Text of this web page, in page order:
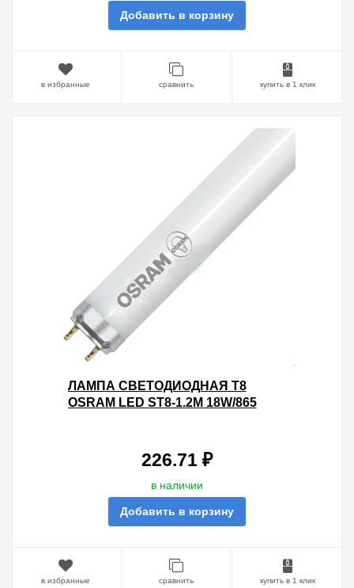
Добавить в корзину
в избранные сравнить купить в 1 клик
ЛАМПА СВЕТОДИОДНАЯ T8
OSRAM LED ST8-1.2M 18W/865
226.71 ₽
в наличии
Добавить в корзину
в избранные сравнить купить в 1 клик